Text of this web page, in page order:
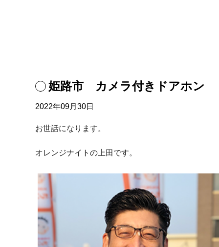
姫路市 カメラ付きドアホン
2022年09月30日
お世話になります。
オレンジナイトの上田です。